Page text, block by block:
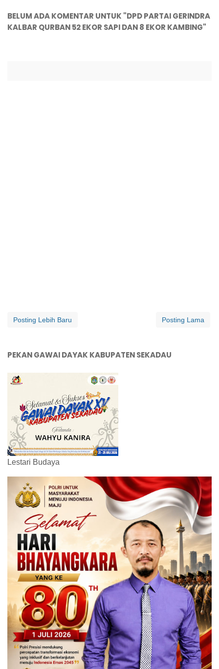
BELUM ADA KOMENTAR UNTUK "DPD PARTAI GERINDRA
KALBAR QURBAN 52 EKOR SAPI DAN 8 EKOR KAMBING"
Posting Lebih Baru Posting Lama
PEKAN GAWAI DAYAK KABUPATEN SEKADAU
Lestari Budaya